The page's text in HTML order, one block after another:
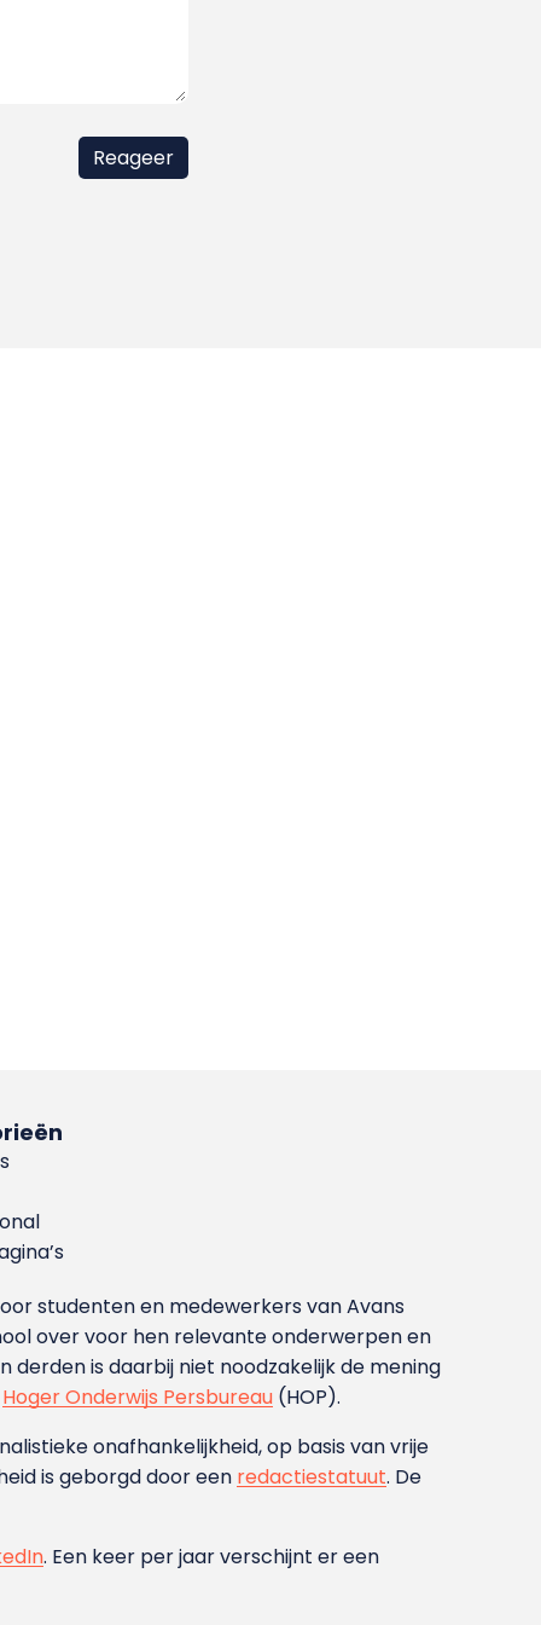
studenten en medewerkers van Avans
over voor hen relevante onderwerpen en
is daarbij niet noodzakelijk de mening
Hoger Onderwijs Persbureau (HOP).
onafhankelijkheid, op basis van vrije
is geborgd door een redactiestatuut. De
. Een keer per jaar verschijnt er een